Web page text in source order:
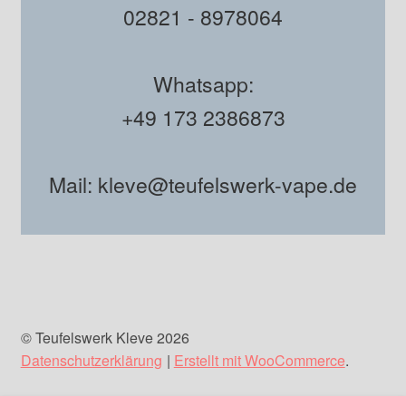
02821 - 8978064
Whatsapp:
+49 173 2386873
Mail: kleve@teufelswerk-vape.de
© Teufelswerk Kleve 2026
Datenschutzerklärung
Erstellt mit WooCommerce.